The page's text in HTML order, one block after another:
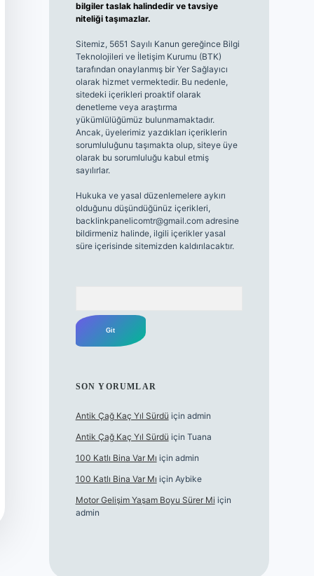
bilgiler taslak halindedir ve tavsiye
niteliği taşımazlar.
Sitemiz, 5651 Sayılı Kanun gereğince Bilgi
Teknolojileri ve İletişim Kurumu (BTK)
tarafından onaylanmış bir Yer Sağlayıcı
olarak hizmet vermektedir. Bu nedenle,
sitedeki içerikleri proaktif olarak
denetleme veya araştırma
yükümlülüğümüz bulunmamaktadır.
Ancak, üyelerimiz yazdıkları içeriklerin
sorumluluğunu taşımakta olup, siteye üye
olarak bu sorumluluğu kabul etmiş
sayılırlar.
Hukuka ve yasal düzenlemelere aykırı
olduğunu düşündüğünüz içerikleri,
backlinkpanelicomtr@gmail.comadresine
bildirmeniz halinde, ilgili içerikler yasal
süre içerisinde sitemizden kaldırılacaktır.
SON YORUMLAR
Antik Çağ Kaç Yıl Sürdü için admin
Antik Çağ Kaç Yıl Sürdü için Tuana
100 Katlı Bina Var Mı için admin
100 Katlı Bina Var Mı için Aybike
Motor Gelişim Yaşam Boyu Sürer Mi için
admin